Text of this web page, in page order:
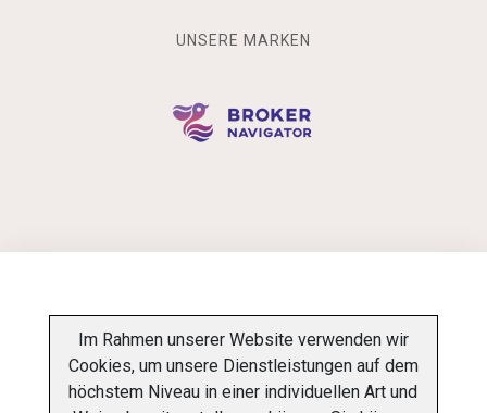
UNSERE MARKEN
INFORMATIONSPFLICHT
DATENSCHUTZ-BESTIMMUNGEN ÜBER UNS
Im Rahmen unserer Website verwenden wir
Cookies, um unsere Dienstleistungen auf dem
höchstem Niveau in einer individuellen Art und